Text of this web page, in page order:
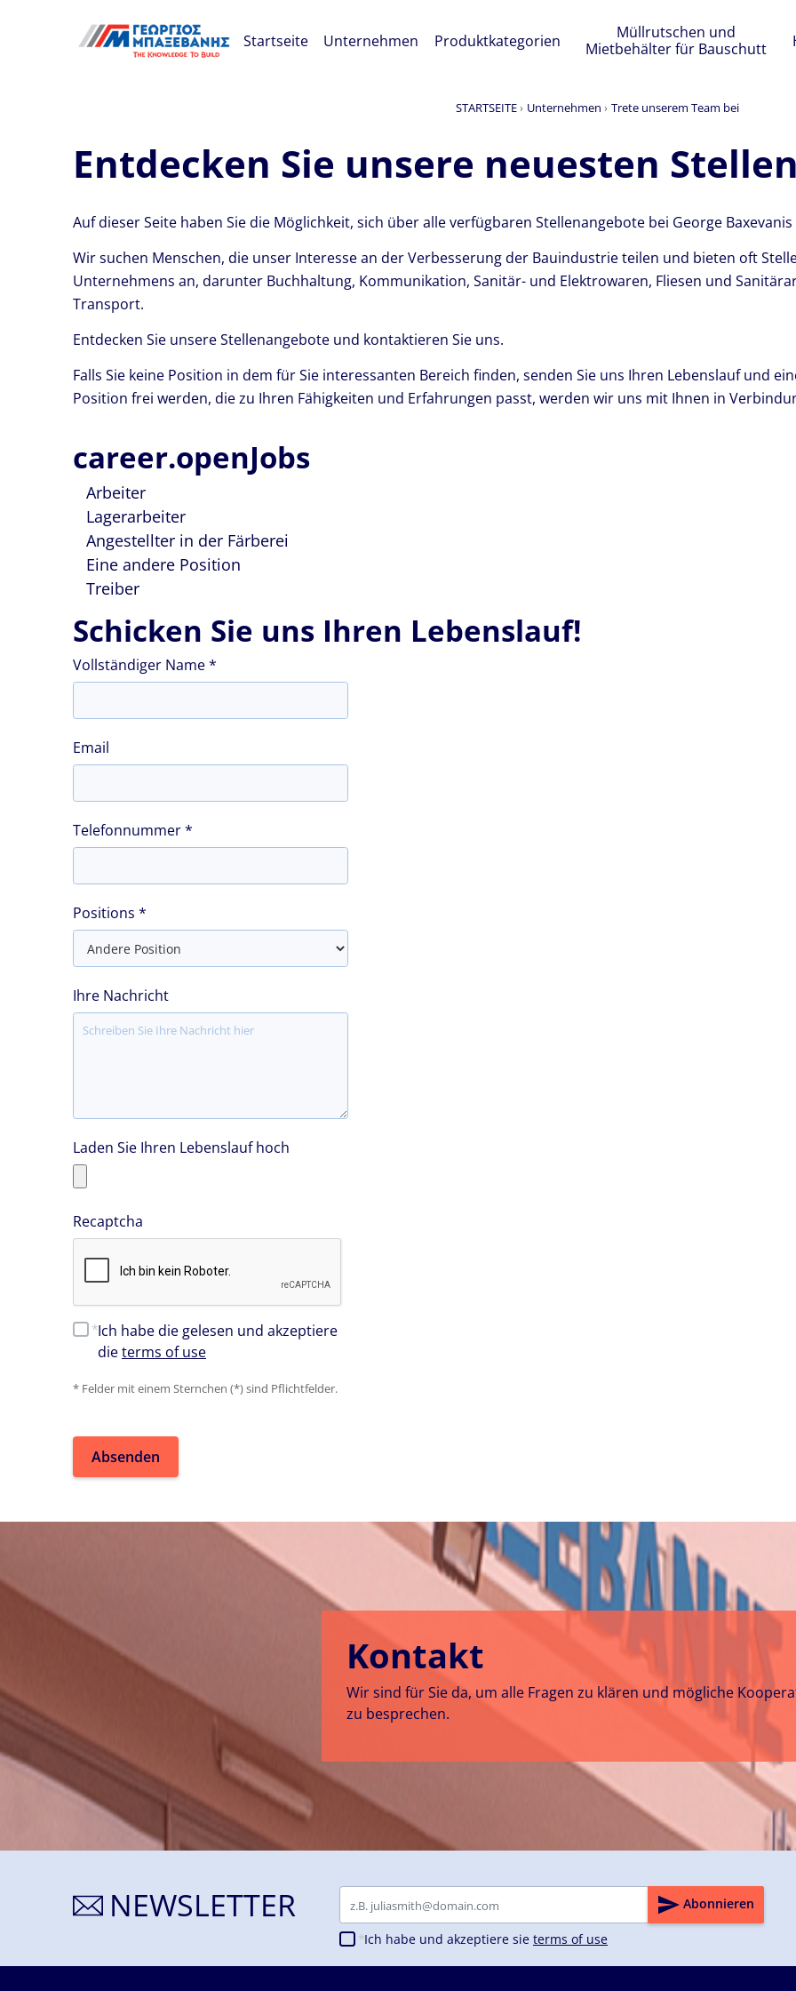
Skip navigation
Startseite Unternehmen Produktkategorien
Müllrutschen und
Mietbehälter für Bauschutt
STARTSEITE Unternehmen Trete unserem Team bei
Entdecken Sie unsere neuesten
Auf dieser Seite haben Sie die Möglichkeit, sich über alle verfügbaren Stellenangebote bei George
Wir suchen Menschen, die unser Interesse an der Verbesserung der Bauindustrie teilen und bieten oft
Unternehmens an, darunter Buchhaltung, Kommunikation, Sanitär- und Elektrowaren, Fliesen und
Transport.
Entdecken Sie unsere Stellenangebote und kontaktieren Sie uns.
Falls Sie keine Position in dem für Sie interessanten Bereich finden, senden Sie uns Ihren Lebenslauf und
Position frei werden, die zu Ihren Fähigkeiten und Erfahrungen passt, werden wir uns mit Ihnen in
career.openJobs
Arbeiter
Lagerarbeiter
Angestellter in der Färberei
Eine andere Position
Treiber
Schicken Sie uns Ihren Lebenslauf!
Vollständiger Name *
Email
Telefonnummer *
Positions *
Ihre Nachricht
Laden Sie Ihren Lebenslauf hoch
Recaptcha
Ich habe die gelesen und akzeptiere
dieterms of use
* Felder mit einem Sternchen (*) sind Pflichtfelder.
Absenden
Kontakt
Wir sind für Sie da, um alle Fragen zu klären und mögliche
zu besprechen.
NEWSLETTER Email
Abonnieren
Ich habe und akzeptiere sie terms of use